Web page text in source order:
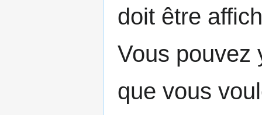
doit être
Vous pouvez
que vous